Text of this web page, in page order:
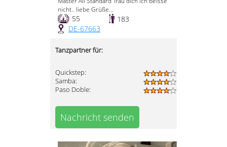
nicht.. liebe Grüße...
55
183
DE-67663
Tanzpartner für:
Quickstep:
Samba:
Paso Doble:
Nachricht senden